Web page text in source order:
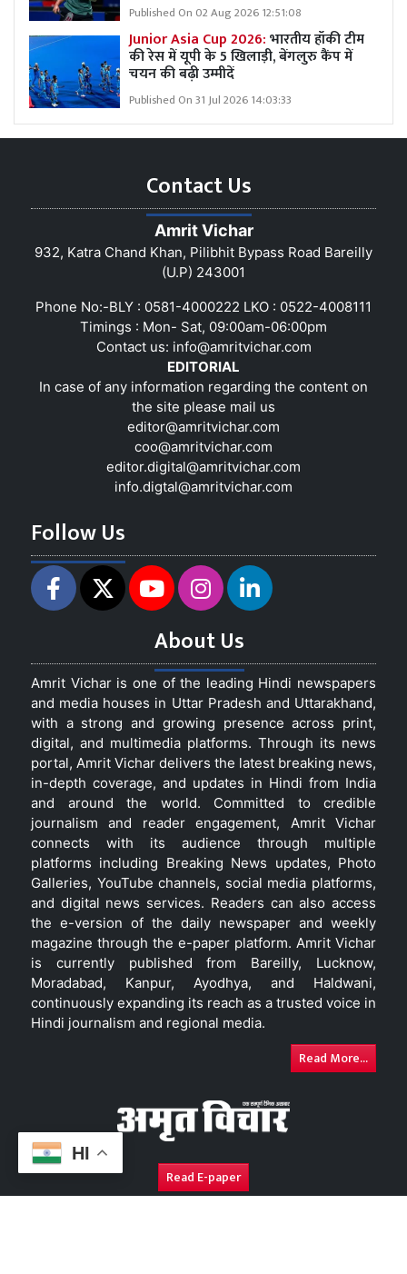
HI
Published On 02 Aug 2026 12:51:08
Junior Asia Cup 2026:भारतीय हॉकी टीम
की रेस में यूपी के 5 खिलाड़ी, बेंगलुरु कैंप में
चयन की बढ़ी उम्मीदें
Published On 31 Jul 2026 14:03:33
Contact Us
Amrit Vichar
932, Katra Chand Khan, Pilibhit Bypass Road Bareilly
(U.P) 243001
Phone No:-BLY : 0581-4000222 LKO : 0522-4008111
Timings : Mon- Sat, 09:00am-06:00pm
Contact us: info@amritvichar.com
EDITORIAL
In case of any information regarding the content on
the site please mail us
editor@amritvichar.com
coo@amritvichar.com
editor.digital@amritvichar.com
info.digtal@amritvichar.com
Follow Us
About Us
Amrit Vichar is one of the leading Hindi newspapers
and media houses in Uttar Pradesh and Uttarakhand,
with a strong and growing presence across print,
digital, and multimedia platforms. Through its news
portal, Amrit Vichar delivers the latest breaking news,
in-depth coverage, and updates in Hindi from India
and around the world. Committed to credible
journalism and reader engagement, Amrit Vichar
connects with its audience through multiple
platforms including Breaking News updates, Photo
Galleries, YouTube channels, social media platforms,
and digital news services. Readers can also access
the e-version of the daily newspaper and weekly
magazine through the e-paper platform. Amrit Vichar
is currently published from Bareilly, Lucknow,
Moradabad, Kanpur, Ayodhya, and Haldwani,
continuously expanding its reach as a trusted voice in
Hindi journalism and regional media.
Read More...
Read E-paper